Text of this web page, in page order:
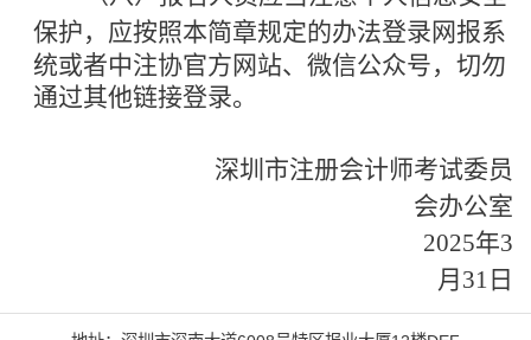
保护，应按照本简章规定的办法登录网报系
统或者中注协官方网站、微信公众号，切勿
通过其他链接登录。
深圳市注册会计师考试委员
会办公室
2025年3
月 31 日